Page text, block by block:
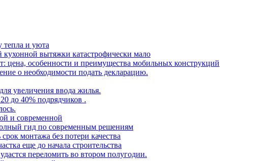
тепла и уюта
вытяжки катастрофически мало
цена, особенности и преимущества мобильных конструкций
о необходимости подать декларацию.
увеличения ввода жилья.
до 40% подрядчиков .
и современной
гид по современным решениям
монтажа без потери качества
еще до начала строительства
переломить во втором полугодии.